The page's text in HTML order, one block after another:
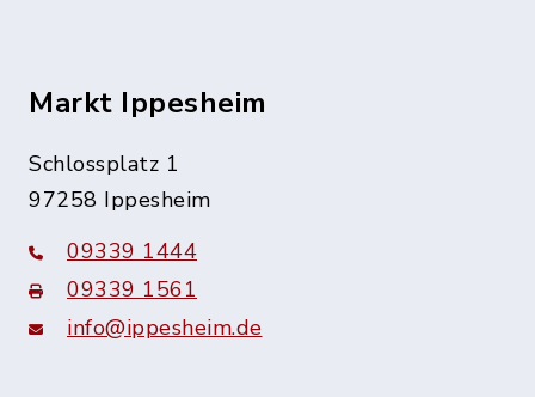
Markt Ippesheim
Schlossplatz 1
97258 Ippesheim
09339 1444
09339 1561
info@ippesheim.de